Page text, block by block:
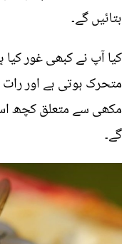
بتائیں گے۔
کیا آپ نے کبھی غور
متحرک ہوتی ہے اور
مکھی سے متعلق کچھ
گے۔